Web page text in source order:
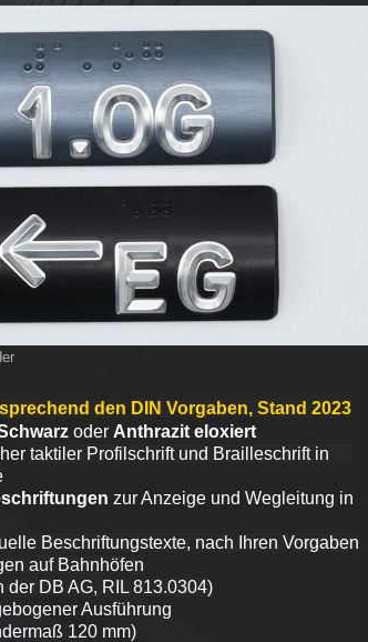
den DIN Vorgaben, Stand 2023
oder Anthrazit eloxiert
taktiler Profilschrift und Brailleschrift in
zur Anzeige und Wegleitung in
Beschriftungstexte, nach Ihren Vorgaben
auf Bahnhöfen
der DB AG, RIL 813.0304)
Ausführung
120 mm)